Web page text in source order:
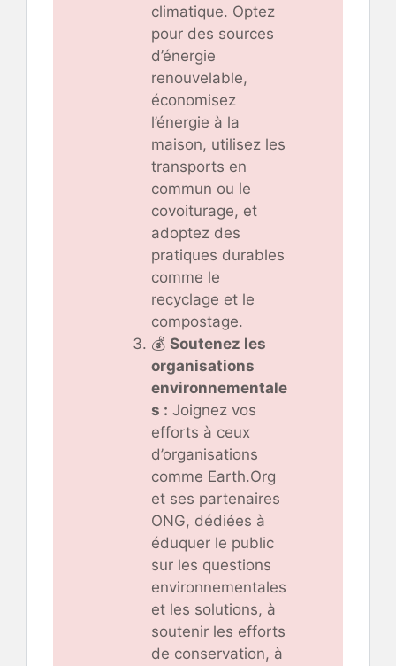
climatique. Optez
pour des sources
d’énergie
renouvelable,
économisez
l’énergie à la
maison, utilisez les
transports en
commun ou le
covoiturage, et
adoptez des
pratiques durables
comme le
recyclage et le
compostage.
💰 Soutenez les
organisations
environnementale
s : Joignez vos
efforts à ceux
d’organisations
comme Earth.Org
et ses partenaires
ONG, dédiées à
éduquer le public
sur les questions
environnementales
et les solutions, à
soutenir les efforts
de conservation, à